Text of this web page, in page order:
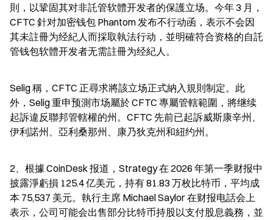
則，以鞏固其对非託管软體开发者的保護立场。今年 3 月，
CFTC 針对加密钱包 Phantom 发布不行动函，表示不会因
其未註冊为经紀人而採取執法行动，並明確符合资格的自託
管钱包软體开发者无需註冊为经紀人。
Selig 稱，CFTC 正尋求將該立场正式納入規則制定。此
外，Selig 重申预測市场屬於 CFTC 專屬管轄範圍，將继续
起訴違反聯邦管轄權的州。CFTC 先前已起訴威斯康辛州、
伊利諾州、亞利桑那州、康乃狄克州和紐约州。
2、根據 CoinDesk 报道，Strategy 在 2026 年第一季财报中
披露淨虧損 125.4 亿美元，持有 81.83 万枚比特币，平均成
本 75,537 美元。執行主席 Michael Saylor 在财报电話会上
表示，公司可能会出售部分比特币持股以支付股息義務，並